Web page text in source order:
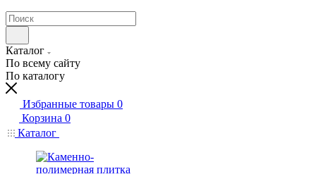
Каталог
По всему сайту
По каталогу
Избранные товары 0
Корзина 0
Каталог